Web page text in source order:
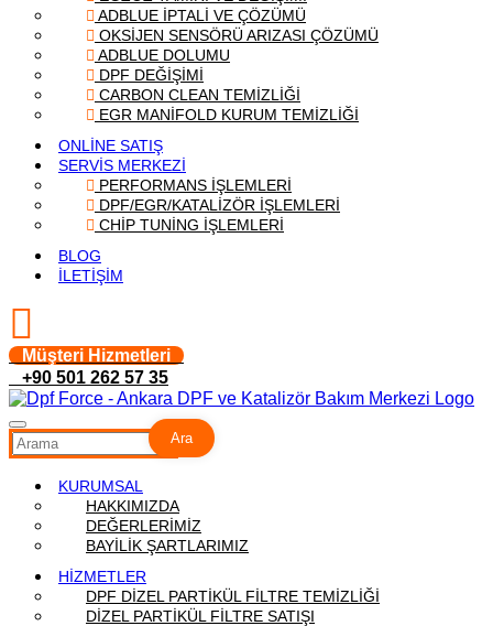
ADBLUE İPTALİ VE ÇÖZÜMÜ
OKSİJEN SENSÖRÜ ARIZASI ÇÖZÜMÜ
ADBLUE DOLUMU
DPF DEĞİŞİMİ
CARBON CLEAN TEMİZLİĞİ
EGR MANİFOLD KURUM TEMİZLİĞİ
ONLİNE SATIŞ
SERVİS MERKEZİ
PERFORMANS İŞLEMLERİ
DPF/EGR/KATALİZÖR İŞLEMLERİ
CHİP TUNİNG İŞLEMLERİ
BLOG
İLETİŞİM
Müşteri Hizmetleri
+90 501 262 57 35
Ara
KURUMSAL
HAKKIMIZDA
DEĞERLERİMİZ
BAYİLİK ŞARTLARIMIZ
HİZMETLER
DPF DİZEL PARTİKÜL FİLTRE TEMİZLİĞİ
DİZEL PARTİKÜL FİLTRE SATIŞI